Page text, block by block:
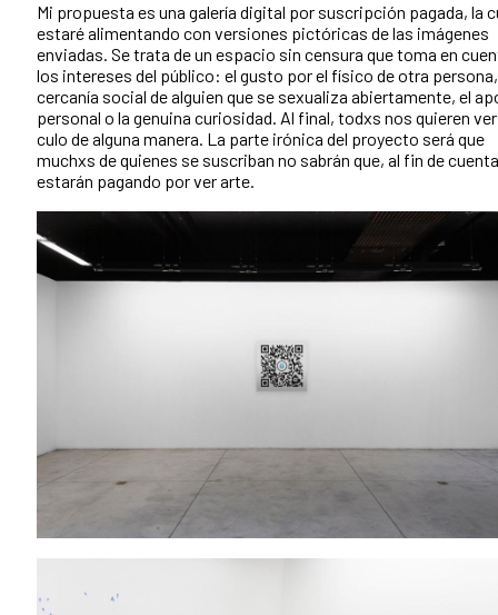
Mi propuesta es una galería digital por suscripción pagada, la
estaré alimentando con versiones pictóricas de las imágenes
enviadas. Se trata de un espacio sin censura que toma en
los intereses del público: el gusto por el físico de otra
cercanía social de alguien que se sexualiza abiertamente, el
personal o la genuina curiosidad. Al final, todxs nos quieren
culo de alguna manera. La parte irónica del proyecto será que
muchxs de quienes se suscriban no sabrán que, al fin de
estarán pagando por ver arte.